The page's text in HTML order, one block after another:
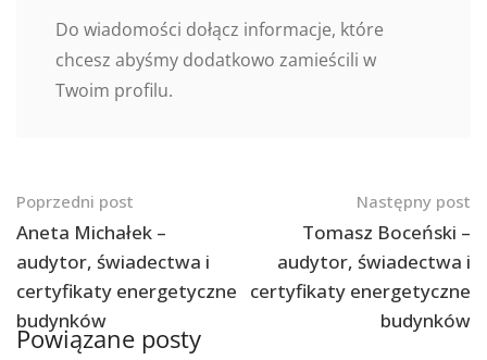
Do wiadomości dołącz informacje, które
chcesz abyśmy dodatkowo zamieścili w
Twoim profilu.
Nawigacja
po
postach
Poprzedni post
Aneta Michałek –
audytor, świadectwa i
certyfikaty energetyczne
budynków
Następny post
Tomasz Boceński –
audytor, świadectwa i
certyfikaty energetyczne
budynków
Powiązane posty